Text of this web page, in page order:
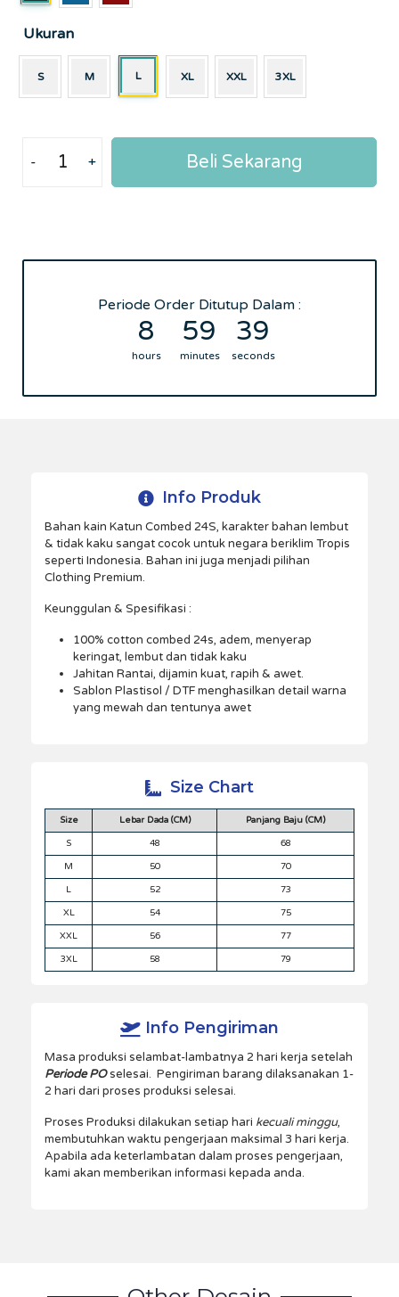
Ukuran
S M L XL XXL 3XL
Beli Sekarang
Periode Order Ditutup Dalam :
8
hours
59
minutes
39
seconds
Info Produk
Bahan kain Katun Combed 24S, karakter bahan lembut
& tidak kaku sangat cocok untuk negara beriklim Tropis
seperti Indonesia. Bahan ini juga menjadi pilihan
Clothing Premium.
Keunggulan & Spesifikasi :
100% cotton combed 24s, adem, menyerap
keringat, lembut dan tidak kaku
Jahitan Rantai, dijamin kuat, rapih & awet.
Sablon Plastisol / DTF menghasilkan detail warna
yang mewah dan tentunya awet
Size Chart
Size Lebar Dada (CM) Panjang Baju (CM)
S 48 68
M 50 70
L 52 73
XL 54 75
XXL 56 77
3XL 58 79
Info Pengiriman
Masa produksi selambat-lambatnya 2 hari kerja setelah
Periode POselesai. Pengiriman barang dilaksanakan 1-
2 hari dari proses produksi selesai.
Proses Produksi dilakukan setiap hari kecuali minggu,
membutuhkan waktu pengerjaan maksimal 3 hari kerja.
Apabila ada keterlambatan dalam proses pengerjaan,
kami akan memberikan informasi kepada anda.